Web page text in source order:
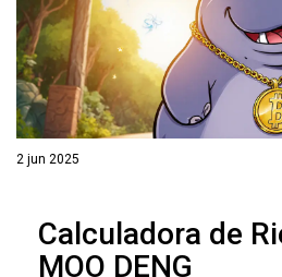
2 jun 2025
Calculadora de
MOO DENG